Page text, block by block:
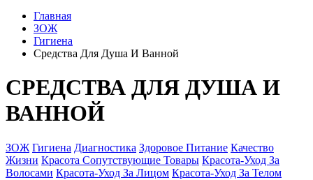
Главная
ЗОЖ
Гигиена
Средства Для Душа И Ванной
СРЕДСТВА ДЛЯ ДУША И
ВАННОЙ
ЗОЖ Гигиена Диагностика Здоровое Питание Качество
Жизни Красота Сопутствующие Товары Красота-Уход За
Волосами Красота-Уход За Лицом Красота-Уход За Телом